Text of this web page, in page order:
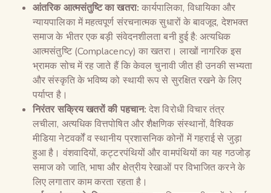
आंतरिक आत्मसंतुष्टि का खतरा: कार्यपालिका, विधायिका और
न्यायपालिका में महत्वपूर्ण संरचनात्मक सुधारों के बावजूद, देशभक्त
समाज के भीतर एक बड़ी संवेदनशीलता बनी हुई है: अत्यधिक
आत्मसंतुष्टि (Complacency) का खतरा। लाखों नागरिक इस
भ्रामक सोच में रह जाते हैं कि केवल चुनावी जीत ही उनकी सभ्यता
और संस्कृति के भविष्य को स्थायी रूप से सुरक्षित रखने के लिए
पर्याप्त है।
निरंतर सक्रिय खतरों की पहचान: देश विरोधी विचार तंत्र
लचीला, अत्यधिक वित्तपोषित और शैक्षणिक संस्थानों, वैश्विक
मीडिया नेटवर्कों व स्थानीय प्रशासनिक कोनों में गहराई से जुड़ा
हुआ है। वंशवादियों, कट्टरपंथियों और वामपंथियों का यह गठजोड़
समाज को जाति, भाषा और क्षेत्रीय रेखाओं पर विभाजित करने के
लिए लगातार काम करता रहता है।